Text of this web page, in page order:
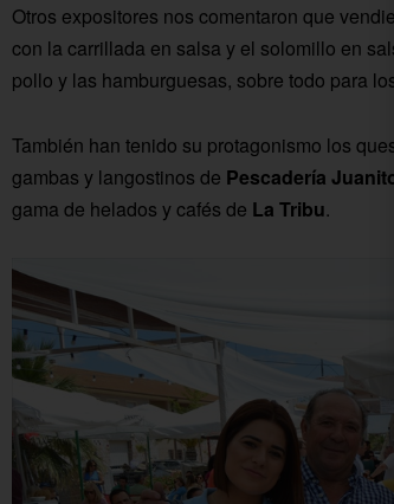
Otros expositores nos comentaron que
con la carrillada en salsa y el solomillo en
pollo y las hamburguesas, sobre todo para los
También han tenido su protagonismo los
gambas y langostinos de Pescadería
gama de helados y cafés de La Tribu.